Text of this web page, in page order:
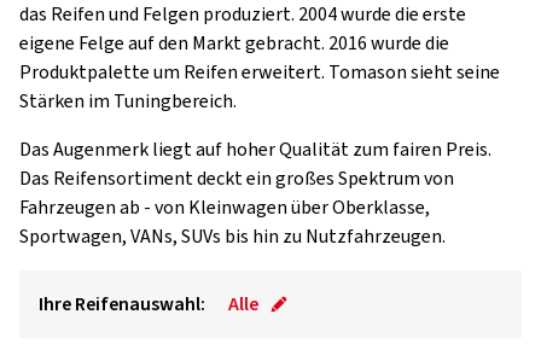
das Reifen und Felgen produziert. 2004 wurde die erste
eigene Felge auf den Markt gebracht. 2016 wurde die
Produktpalette um Reifen erweitert. Tomason sieht seine
Stärken im Tuningbereich.
Das Augenmerk liegt auf hoher Qualität zum fairen Preis.
Das Reifensortiment deckt ein großes Spektrum von
Fahrzeugen ab - von Kleinwagen über Oberklasse,
Sportwagen, VANs, SUVs bis hin zu Nutzfahrzeugen.
Ihre Reifenauswahl: Alle